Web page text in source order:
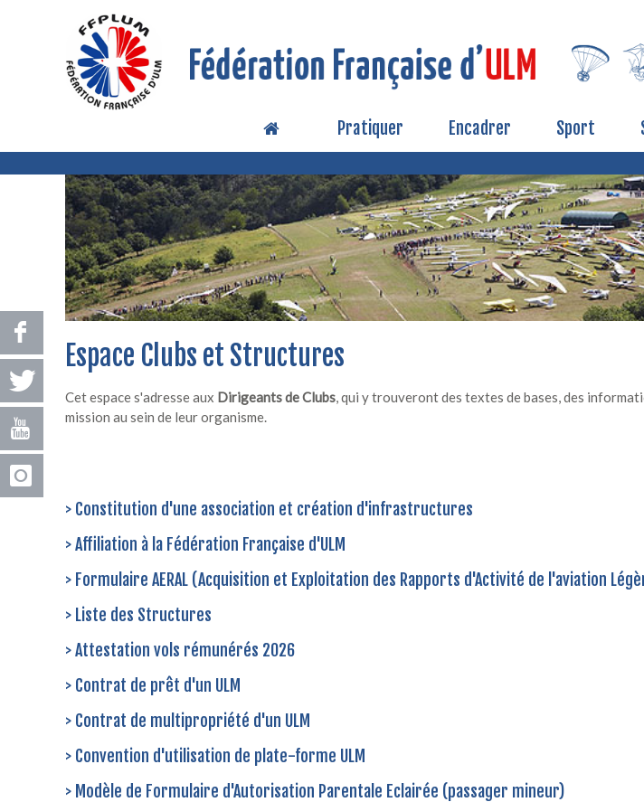
Pratiquer Encadrer Sport
Espace Clubs et Structures
Cet espace s'adresse aux Dirigeants de Clubs, qui y trouveront des textes de bases, des
mission au sein de leur organisme.
> Constitution d'une association et création d'infrastructures
> Affiliation à la Fédération Française d'ULM
> Formulaire AERAL (Acquisition et Exploitation des Rapports d'Activité de l'aviation
> Liste des Structures
> Attestation vols rémunérés 2026
> Contrat de prêt d'un ULM
> Contrat de multipropriété d'un ULM
> Convention d'utilisation de plate-forme ULM
> Modèle de Formulaire d'Autorisation Parentale Eclairée (passager mineur)